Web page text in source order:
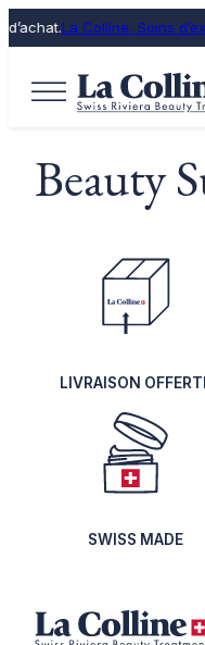
La Colline, Soins
Beauty
LIVRAISON
SWISS MADE